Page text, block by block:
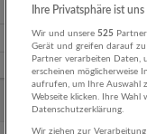
Wo?
Ihre Privatsphäre ist
Wir und unsere 525
Gerät und greifen darauf zu
Partner verarbeiten Daten,
erscheinen möglicherweise
aufrufen, um Ihre Auswahl
Webseite klicken. Ihre
Datenschutzerklärung.
Wir ziehen zur